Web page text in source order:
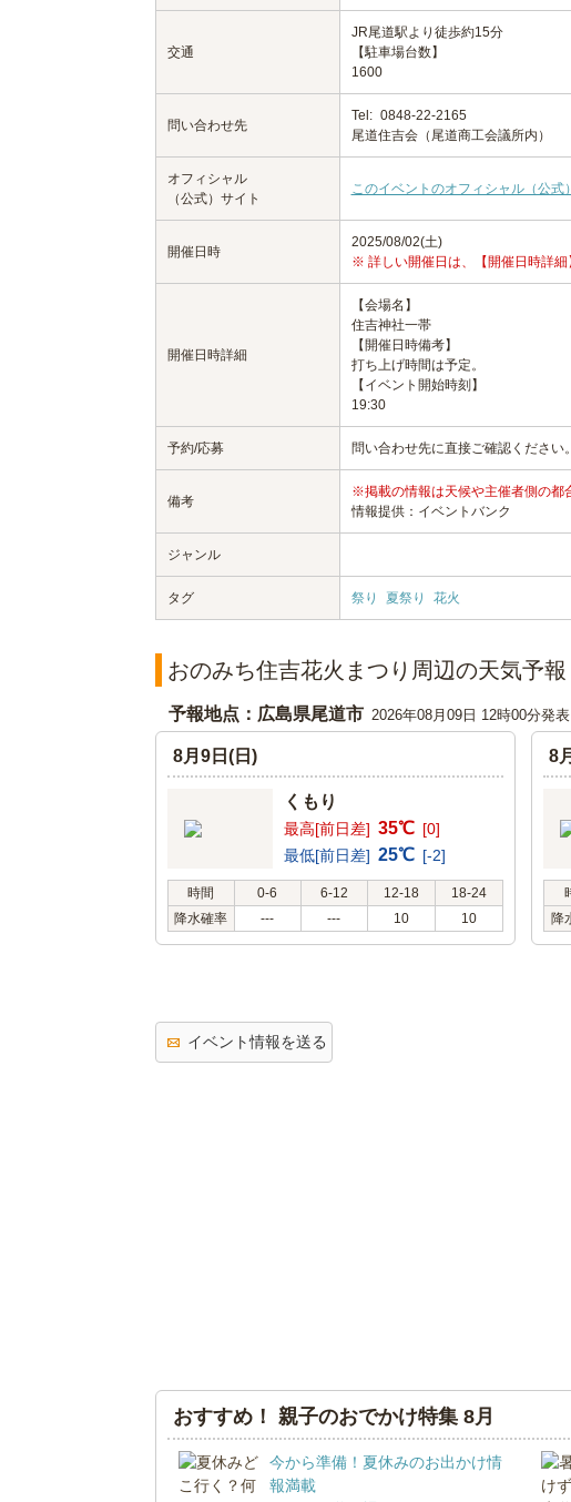
交通
JR尾道駅より徒歩約15分
【駐車場台数】
1600
問い合わせ先
Tel: 0848-22-2165
尾道住吉会（尾道商工会議所内）
オフィシャル
（公式）サイト
このイベントのオフィシャル（公式
開催日時
2025/08/02(土)
※ 詳しい開催日は、【開催日時詳細
開催日時詳細
【会場名】
住吉神社一帯
【開催日時備考】
打ち上げ時間は予定。
【イベント開始時刻】
19:30
予約/応募 問い合わせ先に直接ご確認ください。
備考
※掲載の情報は天候や主催者側の都
情報提供：イベントバンク
ジャンル
タグ 祭り 夏祭り 花火
おのみち住吉花火まつり周辺の天気予報
予報地点：広島県尾道市 2026年08月09日 12時00分発表
8月9日(日)
くもり
最高[前日差] 35℃ [0]
最低[前日差] 25℃ [-2]
時間 0-6 6-12 12-18
18-24
降水確率
--- --- 10 10
8
降
イベント情報を送る
おすすめ！ 親子のおでかけ特集 8月
今から準備！夏休みのお出かけ情
報満載